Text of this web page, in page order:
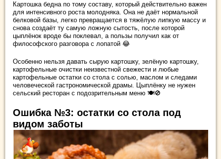
Картошка бедна по тому составу, который действительно важен
для интенсивного роста молодняка. Она не даёт нормальной
белковой базы, легко превращается в тяжёлую липкую массу и
снова создаёт ту самую ложную сытость, после которой
цыплёнок вроде бы поклевал, а пользы получил как от
философского разговора с лопатой 😂
Особенно нельзя давать сырую картошку, зелёную картошку,
картофельные очистки неизвестной свежести и любые
картофельные остатки со стола с солью, маслом и следами
человеческой гастрономической драмы. Цыплёнку не нужен
сельский ресторан с подозрительным меню 🍽️🚫
Ошибка №3: остатки со стола под
видом заботы